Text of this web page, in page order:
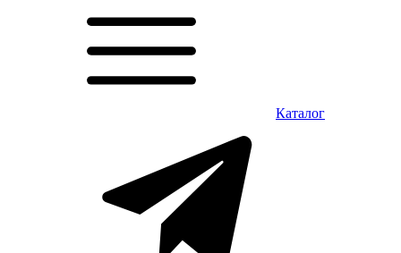
Каталог